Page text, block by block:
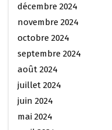
décembre 2024
novembre 2024
octobre 2024
septembre 2024
août 2024
juillet 2024
juin 2024
mai 2024